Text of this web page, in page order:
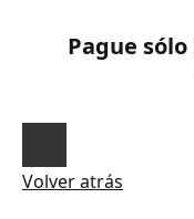
Pague
Volver atrás